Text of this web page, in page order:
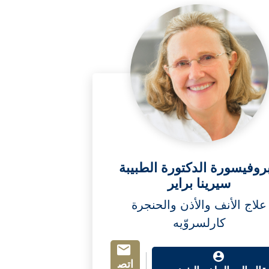
الدكتورة الطبيبة
سيرينا براير
علاج الأنف والأذن والحنجرة
كارلسروّيه
اتص